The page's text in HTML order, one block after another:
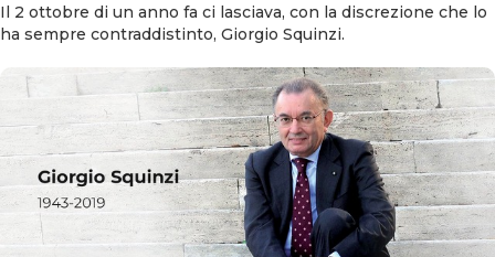
Il 2 ottobre di un anno fa ci lasciava, con la discrezione che lo
ha sempre contraddistinto, Giorgio Squinzi.